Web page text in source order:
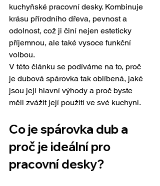
kuchyňské pracovní desky. Kombinuje
krásu přírodního dřeva, pevnost a
odolnost, což ji činí nejen esteticky
příjemnou, ale také vysoce funkční
volbou.
V této článku se podíváme na to, proč
je dubová spárovka tak oblíbená, jaké
jsou její hlavní výhody a proč byste
měli zvážit její použití ve své kuchyni.
Co je spárovka dub a
proč je ideální pro
pracovní desky?